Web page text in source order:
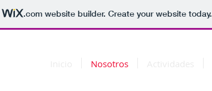
.comwebsite builder. Create your website today.
Nosotros